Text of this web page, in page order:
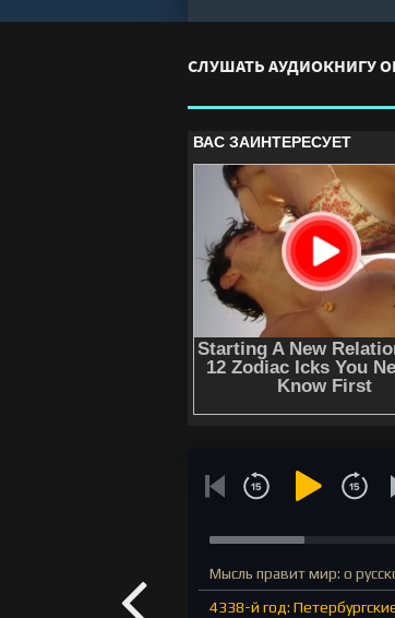
СЛУШАТЬ АУДИОКНИГУ
Мысль правит мир: о
4338-й год: